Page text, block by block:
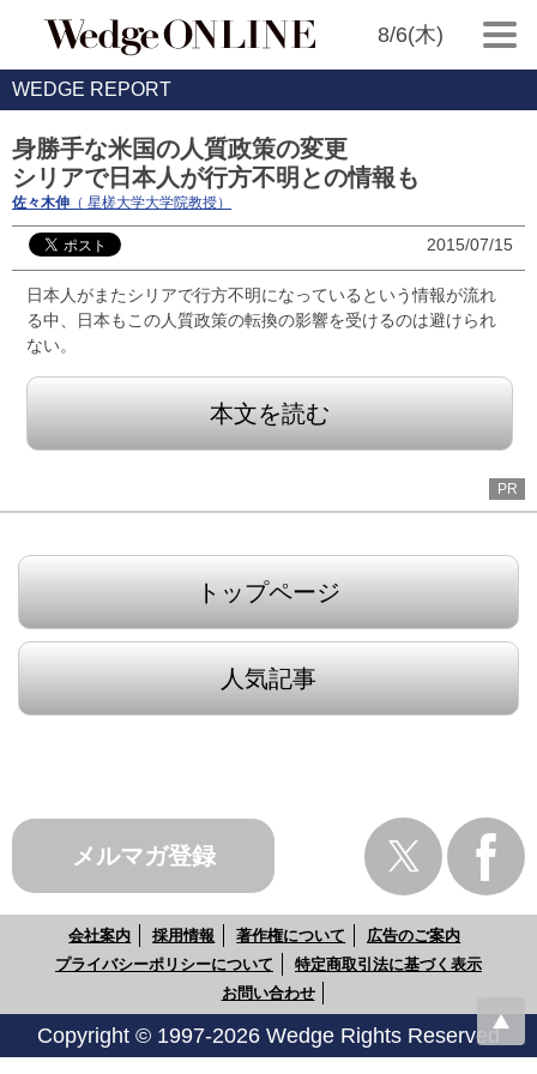
8/6(木)
WEDGE REPORT
身勝手な米国の人質政策の変更
シリアで日本人が行方不明との情報も
佐々木伸 （ 星槎大学大学院教授）
2015/07/15
日本人がまたシリアで行方不明になっているという情報が流れ
る中、日本もこの人質政策の転換の影響を受けるのは避けられ
ない。
本文を読む
PR
トップページ
人気記事
メルマガ登録
会社案内 採用情報 著作権について
広告のご案内
プライバシーポリシーについて
特定商取引法に基づく表示
お問い合わせ
Copyright © 1997-2026 Wedge Rights Reserved